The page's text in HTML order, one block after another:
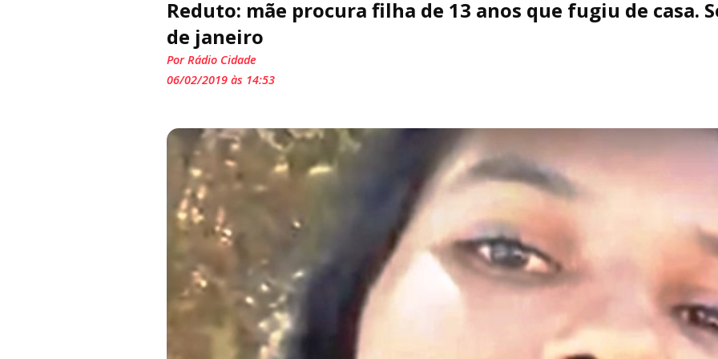
Reduto: mãe procura filha de 13 anos que fugiu de casa.
de janeiro
Por Rádio Cidade
06/02/2019 às 14:53